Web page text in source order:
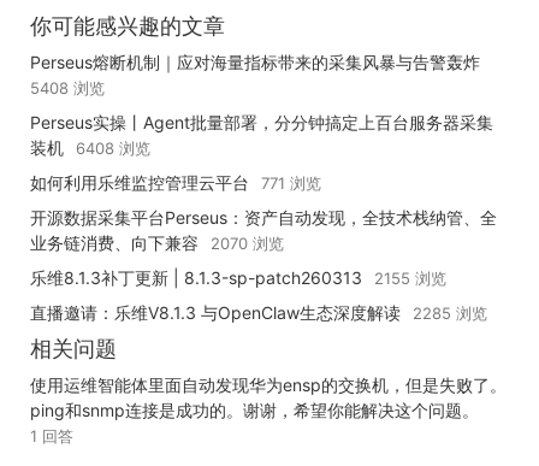
你可能感兴趣的文章
Perseus熔断机制｜应对海量指标带来的采集风暴与告警轰炸
5408 浏览
Perseus实操丨Agent批量部署，分分钟搞定上百台服务器采集
装机
6408 浏览
如何利用乐维监控管理云平台 771 浏览
开源数据采集平台Perseus：资产自动发现，全技术栈纳管、全
业务链消费、向下兼容
2070 浏览
乐维8.1.3补丁更新 | 8.1.3-sp-patch260313 2155 浏览
直播邀请：乐维V8.1.3 与OpenClaw生态深度解读 2285 浏览
相关问题
使用运维智能体里面自动发现华为ensp的交换机，但是失败了。
ping和snmp连接是成功的。谢谢，希望你能解决这个问题。
1 回答